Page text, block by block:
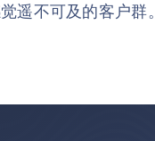
遥不可及的客户群。